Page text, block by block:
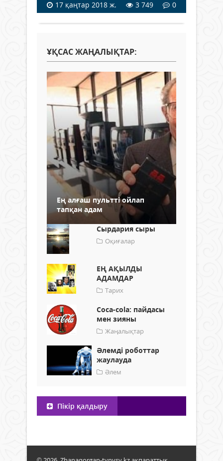
17 қаңтар 2018 ж.
3 749 0
ҰҚСАС ЖАҢАЛЫҚТАР:
Ең алғаш пультті ойлап
тапқан адам
Сырдария сыры
Оқиғалар
ЕҢ АҚЫЛДЫ
АДАМДАР
Тарих
Coca-cola: пайдасы
мен зияны
Жаңалықтар
Әлемді роботтар
жаулауда
Әлем
Пікір қалдыру